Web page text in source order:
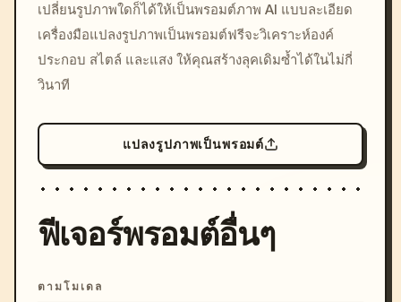
c, cyberpunk sunset, neon
colors, 8k --v 6.0
เปลี่ยนรูปภาพใดก็ได้ให้เป็นพรอมต์ภาพ AI แบบละเอียด
เครื่องมือแปลงรูปภาพเป็นพรอมต์ฟรีจะวิเคราะห์องค์
ประกอบ สไตล์ และแสง ให้คุณสร้างลุคเดิมซ้ำได้ในไม่กี่
วินาที
แปลงรูปภาพเป็นพรอมต์
ฟีเจอร์พรอมต์อื่นๆ
ตามโมเดล